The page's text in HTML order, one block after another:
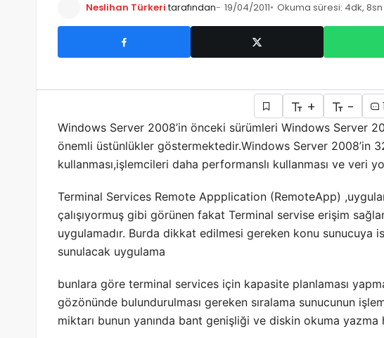
Neslihan Türkeri tarafından 19/04/2011 Okuma süresi: 4dk, 8sn
+ -
1
Windows Server 2008’in önceki sürümleri Windows Server
önemli üstünlükler göstermektedir.Windows Server 2008’in
kullanması,işlemcileri daha performanslı kullanması ve veri
Terminal Services Remote Appplication (RemoteApp)
çalışıyormuş gibi görünen fakat Terminal servise erişim
uygulamadır. Burda dikkat edilmesi gereken konu sunucuya
sunulacak uygulama
bunlara göre terminal services için kapasite planlaması
gözönünde bulundurulması gereken sıralama sunucunun
miktarı bunun yanında bant genişliği ve diskin okuma yazma